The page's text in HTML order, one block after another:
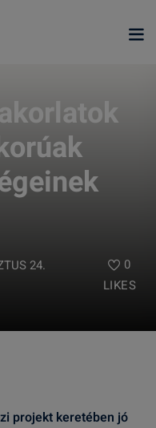
24.
0
LIKES
projekt keretében jó